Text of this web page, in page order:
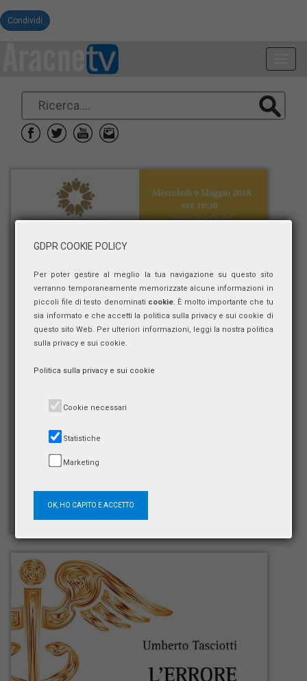
Condividi
GDPR COOKIE POLICY
Per poter gestire al meglio la tua navigazione su questo sito
verranno temporaneamente memorizzate alcune informazioni in
piccoli file di testo denominati cookie. È molto importante che tu
sia informato e che accetti la politica sulla privacy e sui cookie di
questo sito Web. Per ulteriori informazioni, leggi la nostra politica
sulla privacy e sui cookie.
Politica sulla privacy e sui cookie
Cookie necessari
Statistiche
Marketing
OK, HO CAPITO E ACCETTO